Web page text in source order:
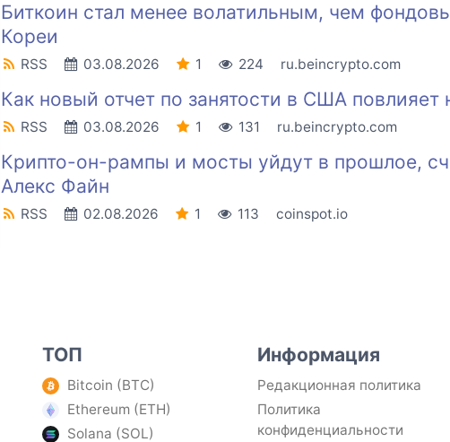
Биткоин стал менее волатильным, чем
Кореи
RSS 03.08.2026 1 224 ru.beincrypto.com
Как новый отчет по занятости в США повлияет
RSS 03.08.2026 1 131 ru.beincrypto.com
Крипто-он-рампы и мосты уйдут в прошлое,
Алекс Файн
RSS 02.08.2026 1 113 coinspot.io
ТОП
Bitcoin (BTC)
Ethereum (ETH)
Solana (SOL)
Информация
Редакционная политика
Политика
конфиденциальности